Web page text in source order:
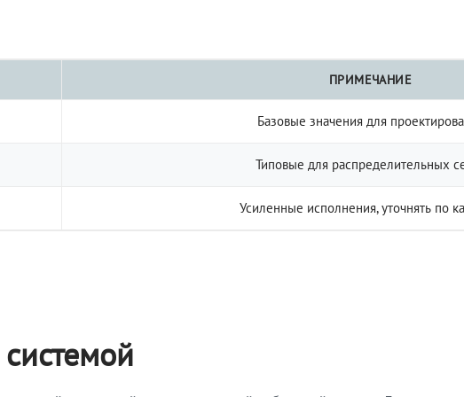
ПРИМЕЧАНИЕ
Базовые значения для
Типовые для распределительных
Усиленные исполнения, уточнять по